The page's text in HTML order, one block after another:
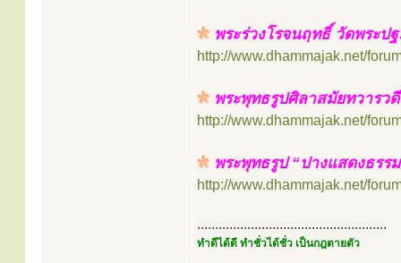
พระร่วงโรจนฤทธิ์ วัดพระป
http://www.dhammajak.net/
พระพุทธรูปศิลาสมัยทวารว
http://www.dhammajak.net/
พระพุทธรูป “ปางแสดงธรร
http://www.dhammajak.net/
.....................................................
ทำดีได้ดี ทำชั่วได้ชั่ว เป็นกฎตายตัว